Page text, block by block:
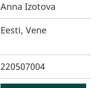
Anna Izotova
Eesti, Vene
220507004